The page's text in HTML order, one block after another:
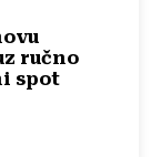
ručno
spot